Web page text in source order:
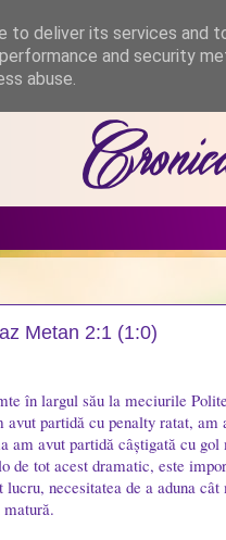
Metan 2:1 (1:0)
în largul său la meciurile
avut partidă cu penalty ratat, am
am avut partidă câștigată cu
de tot acest dramatic, este
necesitatea de a aduna
to deliver its services and
and security
abuse.